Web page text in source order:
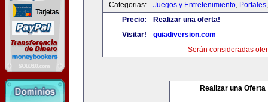
Categorias:
Juegos y Entretenimiento, Portales
Precio:
Realizar una oferta!
Visitar!
guiadiversion.com
Serán consideradas
Realizar una Oferta